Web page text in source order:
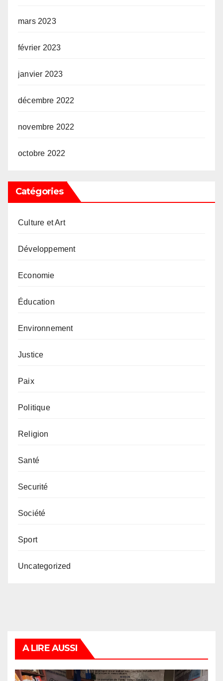
mars 2023
février 2023
janvier 2023
décembre 2022
novembre 2022
octobre 2022
Catégories
Culture et Art
Développement
Economie
Éducation
Environnement
Justice
Paix
Politique
Religion
Santé
Securité
Société
Sport
Uncategorized
A LIRE AUSSI